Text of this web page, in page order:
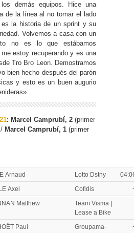
demás equipos. Hice una
de la línea al no tomar el lado
es la historia de un sprint y su
Volvemos a casa con un
no es lo que estábamos
estoy recuperando y es una
Tro Bro Leon. Demostramos
bien hecho después del parón
y esto es un buen augurio
: Marcel Camprubí, 2 (primer
Marcel Camprubí, 1 (primer
Arnaud Lotto Dstny
Axel Cofidis
Matthew
Team Visma |
Lease a Bike
Paul
Groupama-